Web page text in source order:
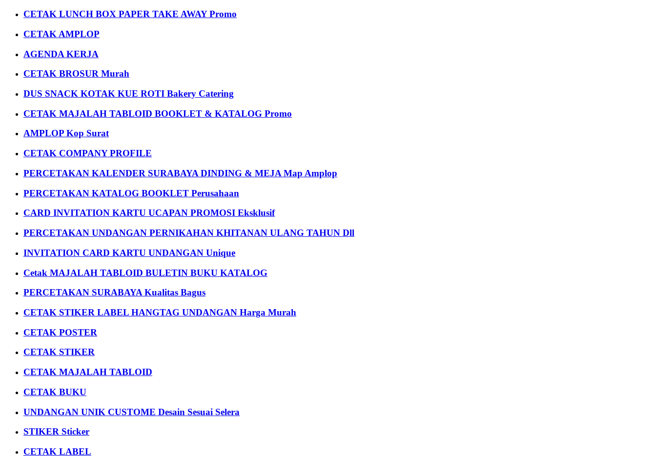
CETAK LUNCH BOX PAPER TAKE AWAY Promo
CETAK AMPLOP
AGENDA KERJA
CETAK BROSUR Murah
DUS SNACK KOTAK KUE ROTI Bakery Catering
CETAK MAJALAH TABLOID BOOKLET & KATALOG Promo
AMPLOP Kop Surat
CETAK COMPANY PROFILE
PERCETAKAN KALENDER SURABAYA DINDING & MEJA Map Amplop
PERCETAKAN KATALOG BOOKLET Perusahaan
CARD INVITATION KARTU UCAPAN PROMOSI Eksklusif
PERCETAKAN UNDANGAN PERNIKAHAN KHITANAN ULANG TAHUN Dll
INVITATION CARD KARTU UNDANGAN Unique
Cetak MAJALAH TABLOID BULETIN BUKU KATALOG
PERCETAKAN SURABAYA Kualitas Bagus
CETAK STIKER LABEL HANGTAG UNDANGAN Harga Murah
CETAK POSTER
CETAK STIKER
CETAK MAJALAH TABLOID
CETAK BUKU
UNDANGAN UNIK CUSTOME Desain Sesuai Selera
STIKER Sticker
CETAK LABEL